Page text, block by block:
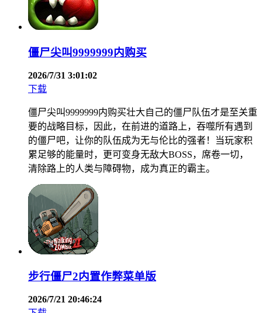
僵尸尖叫9999999内购买
2026/7/31 3:01:02
下载
僵尸尖叫9999999内购买壮大自己的僵尸队伍才是至关重
要的战略目标，因此，在前进的道路上，吞噬所有遇到
的僵尸吧，让你的队伍成为无与伦比的强者！当玩家积
累足够的能量时，更可变身无敌大BOSS，席卷一切，
清除路上的人类与障碍物，成为真正的霸主。
步行僵尸2内置作弊菜单版
2026/7/21 20:46:24